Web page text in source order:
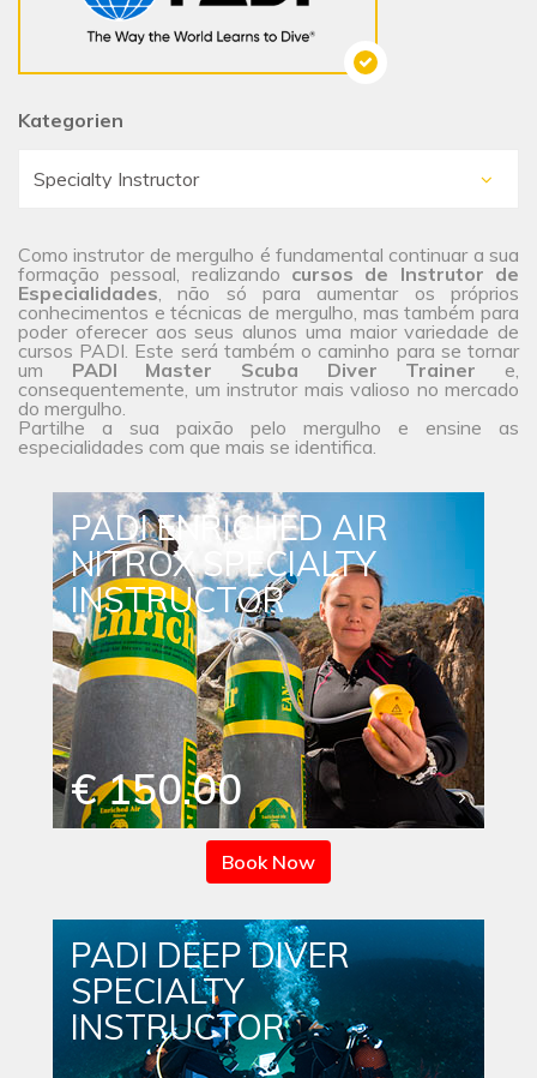
Kategorien
Como instrutor de mergulho é fundamental continuar a sua
formação pessoal, realizando cursos de Instrutor de
Especialidades, não só para aumentar os próprios
conhecimentos e técnicas de mergulho, mas também para
poder oferecer aos seus alunos uma maior variedade de
cursos PADI. Este será também o caminho para se tornar
um PADI Master Scuba Diver Trainer e,
consequentemente, um instrutor mais valioso no mercado
do mergulho.
Partilhe a sua paixão pelo mergulho e ensine as
especialidades com que mais se identifica.
PADI ENRICHED AIR
NITROX SPECIALTY
INSTRUCTOR
€ 150.00
Book Now
PADI DEEP DIVER
SPECIALTY
INSTRUCTOR